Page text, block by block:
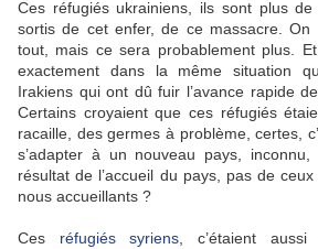
Ces réfugiés ukrainiens, ils sont plus
sortis de cet enfer, de ce massacre.
tout, mais ce sera probablement plus.
exactement dans la même situation
Irakiens qui ont dû fuir l’avance rapide
Certains croyaient que ces réfugiés
racaille, des germes à problème, certes,
s’adapter à un nouveau pays, inconnu,
résultat de l’accueil du pays, pas de
nous accueillants ?
Ces réfugiés syriens , c’étaient